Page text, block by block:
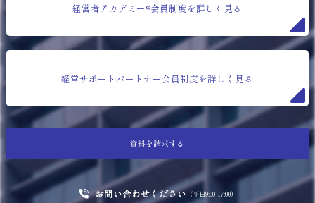
資料を請求する
お問い合わせください （平日9:00-17:00）
経営者アカデミー®会員制度を詳しく見る
経営サポートパートナー会員制度を詳しく見る